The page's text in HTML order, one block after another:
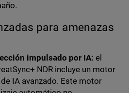
para amenazas
impulsado por IA: el
NDR incluye un motor
IA avanzado. Este motor